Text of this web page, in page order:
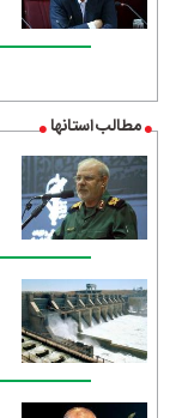
مطالب استانها